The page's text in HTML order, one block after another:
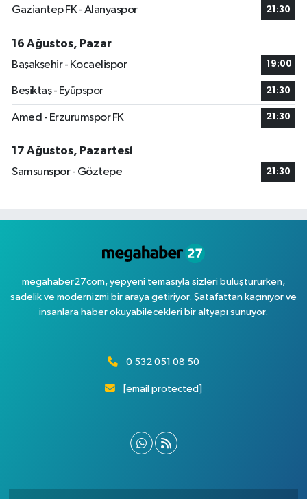
Gaziantep FK - Alanyaspor 21:30
16 Ağustos, Pazar
Başakşehir - Kocaelispor
19:00
Beşiktaş - Eyüpspor 21:30
Amed - Erzurumspor FK 21:30
17 Ağustos, Pazartesi
Samsunspor - Göztepe
21:30
megahaber27com, yepyeni temasıyla sizleri buluştururken,
sadelik ve modernizmi bir araya getiriyor. Şatafattan kaçınıyor ve
insanlara haber okuyabilecekleri bir altyapı sunuyor.
0 532 051 08 50
[email protected]